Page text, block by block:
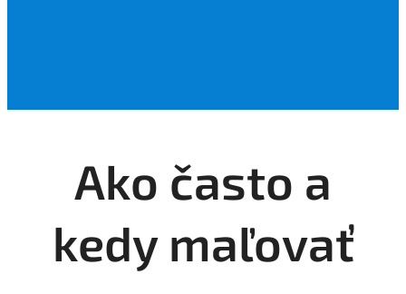
Ako často a
kedy maľovať